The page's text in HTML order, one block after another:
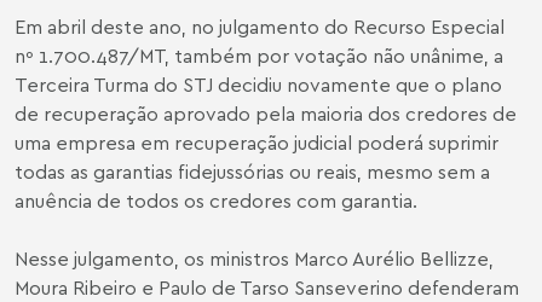
Em abril deste ano, no julgamento do Recurso Especial
nº 1.700.487/MT, também por votação não unânime, a
Terceira Turma do STJ decidiu novamente que o plano
de recuperação aprovado pela maioria dos credores de
uma empresa em recuperação judicial poderá suprimir
todas as garantias fidejussórias ou reais, mesmo sem a
anuência de todos os credores com garantia.
Nesse julgamento, os ministros Marco Aurélio Bellizze,
Moura Ribeiro e Paulo de Tarso Sanseverino defenderam